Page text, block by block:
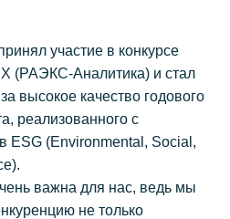
участие в конкурсе
(РАЭКС-Аналитика) и стал
высокое качество годового
реализованного с
ESG (Environmental, Social,
важна для нас, ведь мы
не только